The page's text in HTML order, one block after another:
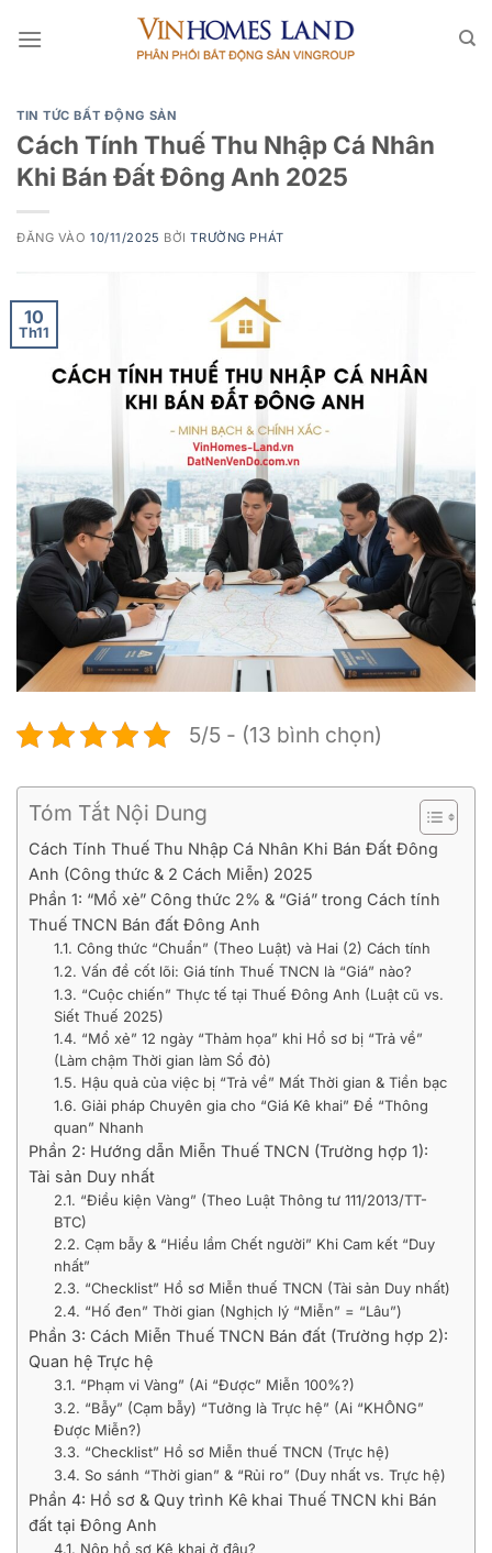
qua
TIN TỨC BẤT ĐỘNG SẢN
Cách Tính Thuế Thu Nhập Cá Nhân
Khi Bán Đất Đông Anh 2025
ĐĂNG VÀO10/11/2025 BỞITRƯỜNG PHÁT
10
Th11
5/5 - (13 bình chọn)
Tóm Tắt Nội Dung
Cách Tính Thuế Thu Nhập Cá Nhân Khi Bán Đất Đông
Anh (Công thức & 2 Cách Miễn) 2025
Phần 1: “Mổ xẻ” Công thức 2% & “Giá” trong Cách tính
Thuế TNCN Bán đất Đông Anh
1.1. Công thức “Chuẩn” (Theo Luật) và Hai (2) Cách tính
1.2. Vấn đề cốt lõi: Giá tính Thuế TNCN là “Giá” nào?
1.3. “Cuộc chiến” Thực tế tại Thuế Đông Anh (Luật cũ vs.
Siết Thuế 2025)
1.4. “Mổ xẻ” 12 ngày “Thảm họa” khi Hồ sơ bị “Trả về”
(Làm chậm Thời gian làm Sổ đỏ)
1.5. Hậu quả của việc bị “Trả về” Mất Thời gian & Tiền bạc
1.6. Giải pháp Chuyên gia cho “Giá Kê khai” Để “Thông
quan” Nhanh
Phần 2: Hướng dẫn Miễn Thuế TNCN (Trường hợp 1):
Tài sản Duy nhất
2.1. “Điều kiện Vàng” (Theo Luật Thông tư 111/2013/TT-
BTC)
2.2. Cạm bẫy & “Hiểu lầm Chết người” Khi Cam kết “Duy
nhất”
2.3. “Checklist” Hồ sơ Miễn thuế TNCN (Tài sản Duy nhất)
2.4. “Hố đen” Thời gian (Nghịch lý “Miễn” = “Lâu”)
Phần 3: Cách Miễn Thuế TNCN Bán đất (Trường hợp 2):
Quan hệ Trực hệ
3.1. “Phạm vi Vàng” (Ai “Được” Miễn 100%?)
3.2. “Bẫy” (Cạm bẫy) “Tưởng là Trực hệ” (Ai “KHÔNG”
Được Miễn?)
3.3. “Checklist” Hồ sơ Miễn thuế TNCN (Trực hệ)
3.4. So sánh “Thời gian” & “Rủi ro” (Duy nhất vs. Trực hệ)
Phần 4: Hồ sơ & Quy trình Kê khai Thuế TNCN khi Bán
đất tại Đông Anh
4.1. Nộp hồ sơ Kê khai ở đâu?